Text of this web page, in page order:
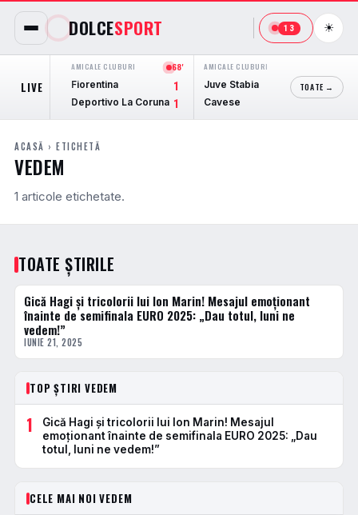
DOLCESPORT 13 ☀
LIVE
AMICALE CLUBURI
68'
Fiorentina
1
Deportivo La Coruna 1
AMICALE CLUBURI
Juve Stabia
0
Cavese
SC
TOATE →
ACASĂ › ETICHETĂ
VEDEM
1 articole etichetate.
TOATE ȘTIRILE
ACTUALE
Gică Hagi și tricolorii lui Ion Marin! Mesajul emoționant
înainte de semifinala EURO 2025: „Dau totul, luni ne
vedem!”
IUNIE 21, 2025
TOP ȘTIRI VEDEM
1
Gică Hagi și tricolorii lui Ion Marin! Mesajul
emoționant înainte de semifinala EURO 2025: „Dau
totul, luni ne vedem!”
CELE MAI NOI VEDEM